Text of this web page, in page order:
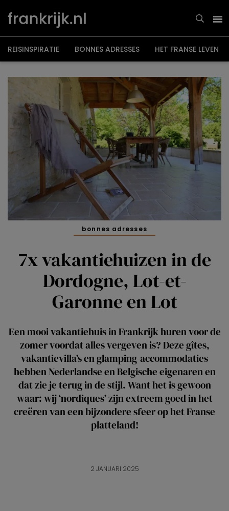
naar
inhoud
REISINSPIRATIE BONNES ADRESSES HET FRANSE LEVEN
bonnes adresses
7x vakantiehuizen in de
Dordogne, Lot-et-
Garonne en Lot
Een mooi vakantiehuis in Frankrijk huren voor de
zomer voordat alles vergeven is? Deze gîtes,
vakantievilla’s en glamping-accommodaties
hebben Nederlandse en Belgische eigenaren en
dat zie je terug in de stijl. Want het is gewoon
waar: wij ‘nordiques’ zijn extreem goed in het
creëren van een bijzondere sfeer op het Franse
platteland!
2 JANUARI 2025